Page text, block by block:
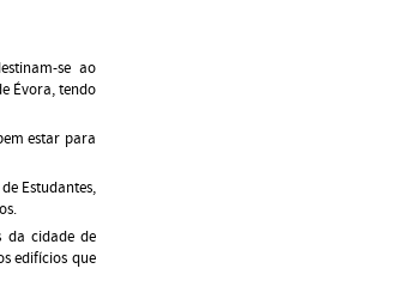
se ao
Évora, tendo
estar para
Estudantes,
da cidade de
edifícios que